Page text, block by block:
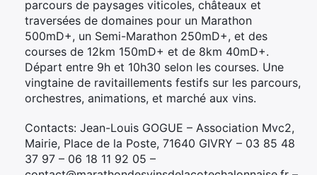
parcours de paysages viticoles, châteaux et
traversées de domaines pour un Marathon
500mD+, un Semi-Marathon 250mD+, et des
courses de 12km 150mD+ et de 8km 40mD+.
Départ entre 9h et 10h30 selon les courses. Une
vingtaine de ravitaillements festifs sur les parcours,
orchestres, animations, et marché aux vins.
Contacts: Jean-Louis GOGUE – Association Mvc2,
Mairie, Place de la Poste, 71640 GIVRY – 03 85 48
37 97 – 06 18 11 92 05 –